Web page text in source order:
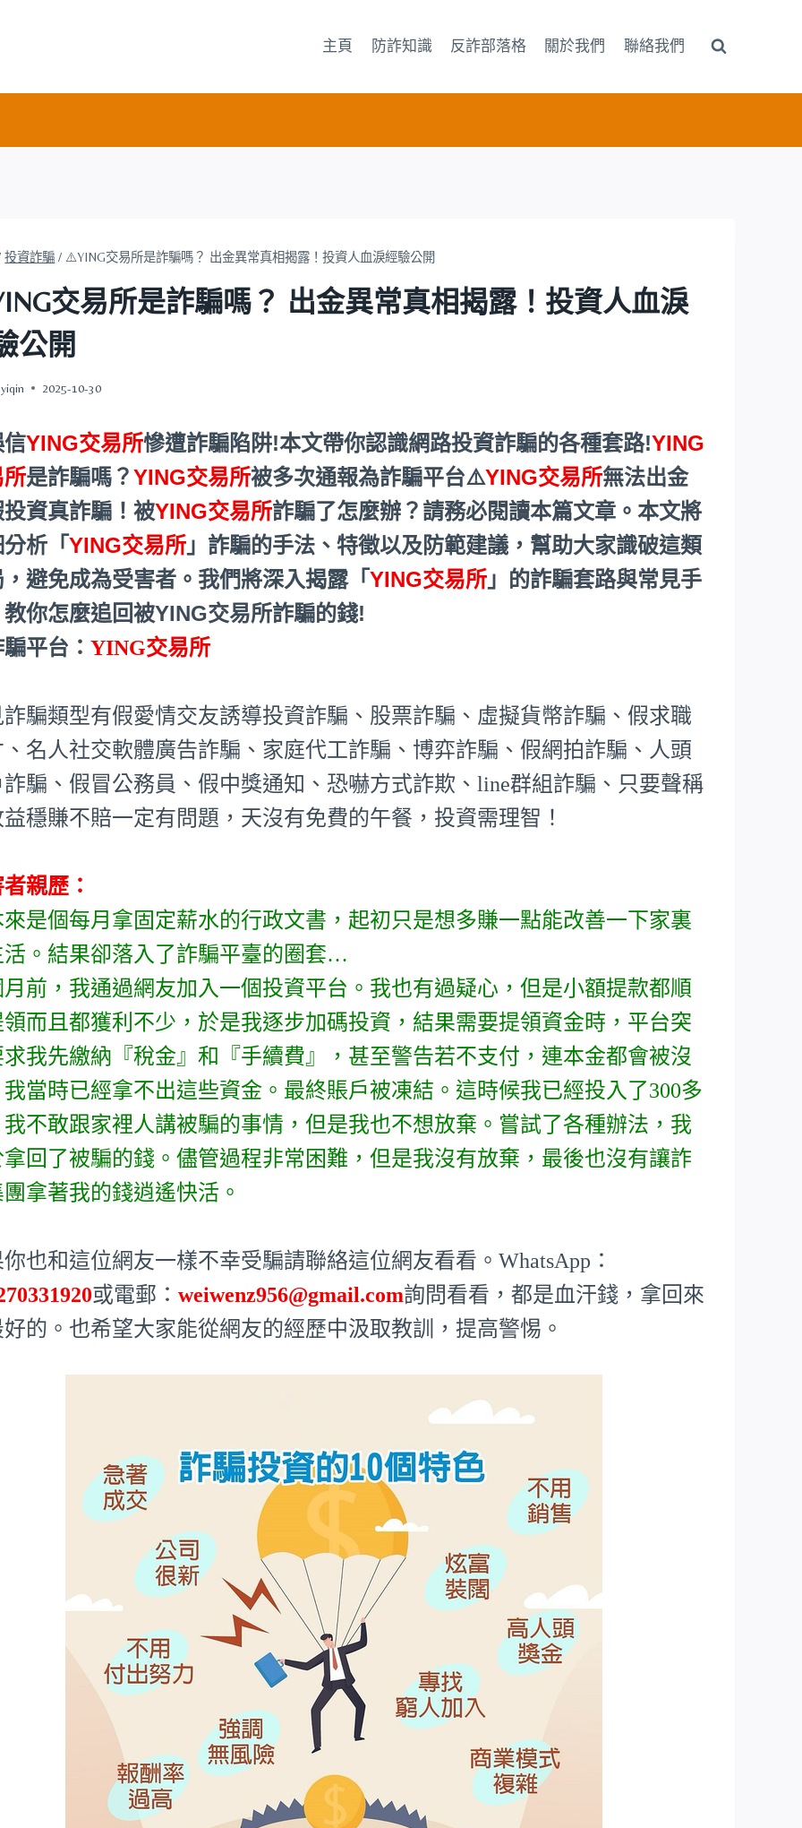
主頁 防詐知識 反詐部落格 關於我們 聯絡我們
投資詐騙 / ⚠️YING交易所是詐騙嗎？ 出金異常真相揭露！投資人血淚經驗公開
交易所是詐騙嗎？ 出金異常真相揭露！投資人血淚
公開
2025-10-30
信YING交易所慘遭詐騙陷阱!本文帶你認識網路投資詐騙的各種套路!YING
所是詐騙嗎？YING交易所被多次通報為詐騙平台⚠️YING交易所無法出金
資真詐騙！被YING交易所詐騙了怎麼辦？請務必閱讀本篇文章。本文將
析「YING交易所 」詐騙的手法、特徵以及防範建議，幫助大家識破這類
避免成為受害者。我們將深入揭露「YING交易所 」的詐騙套路與常見手
你怎麼追回被YING交易所詐騙的錢!
平台：YING交易所
騙類型有假愛情交友誘導投資詐騙、股票詐騙、虛擬貨幣詐騙、假求職
名人社交軟體廣告詐騙、家庭代工詐騙、博弈詐騙、假網拍詐騙、人頭
騙、假冒公務員、假中獎通知、恐嚇方式詐欺、line群組詐騙、只要聲稱
穩賺不賠一定有問題，天沒有免費的午餐，投資需理智！
親歷：
是個每月拿固定薪水的行政文書，起初只是想多賺一點能改善一下家裏
活。結果卻落入了詐騙平臺的圈套…
前，我通過網友加入一個投資平台。我也有過疑心，但是小額提款都順
而且都獲利不少，於是我逐步加碼投資，結果需要提領資金時，平台突
我先繳納『稅金』和『手續費』，甚至警告若不支付，連本金都會被沒
當時已經拿不出這些資金。最終賬戶被凍結。這時候我已經投入了300多
不敢跟家裡人講被騙的事情，但是我也不想放棄。嘗試了各種辦法，我
回了被騙的錢。儘管過程非常困難，但是我沒有放棄，最後也沒有讓詐
拿著我的錢逍遙快活。
也和這位網友一樣不幸受騙請聯絡這位網友看看。WhatsApp：
或電郵：weiwenz956@gmail.com詢問看看，都是血汗錢，拿回來
的。也希望大家能從網友的經歷中汲取教訓，提高警惕。